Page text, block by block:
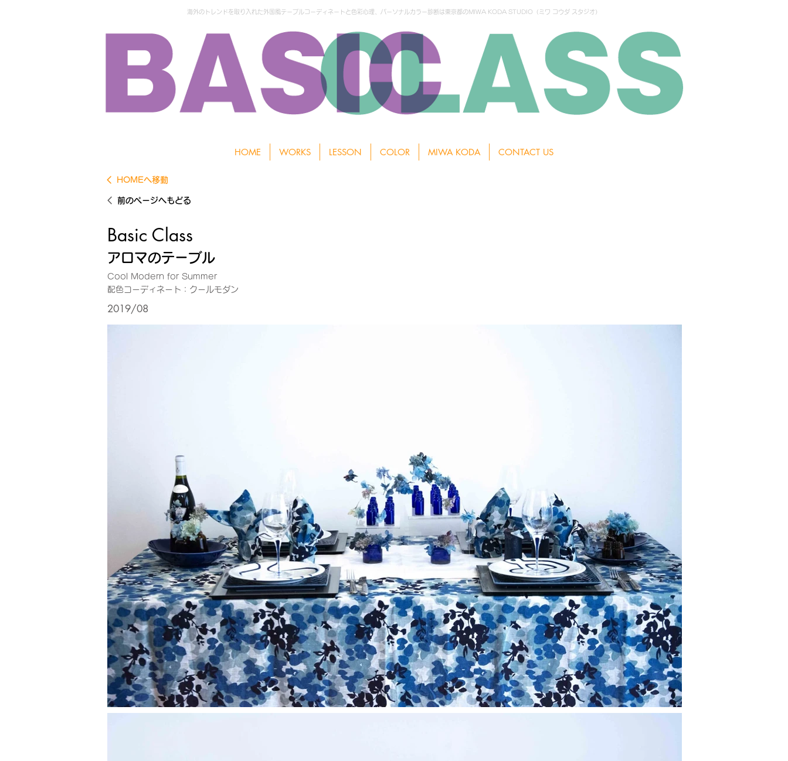
海外のトレンドを取り入れた外国風テーブルコーディネートと色彩心理、パーソナルカラー診断は東京都のMIWA KODA STUDIO（ミワ コウダ スタジオ）
HOME WORKS LESSON COLOR MIWA KODA CONTACT US
HOMEへ移動
前のページへもどる
Basic Class
アロマのテーブル
Cool Modern for Summer
配色コーディネート：クールモダン
2019/08